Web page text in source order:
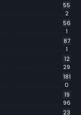
55
2
56
1
87
1
12
29
181
0
19
96
23